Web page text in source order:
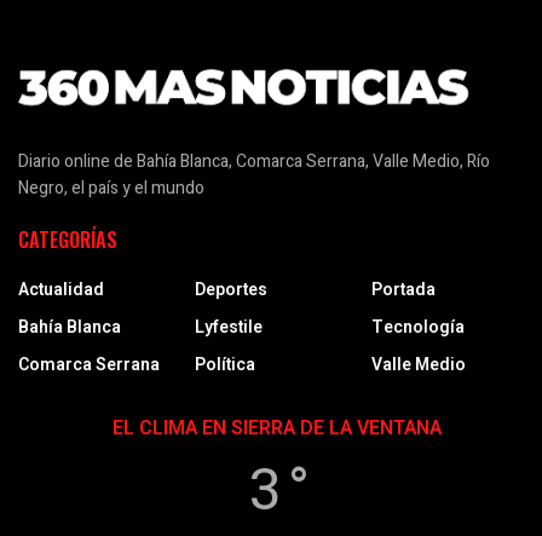
Diario online de Bahía Blanca, Comarca Serrana, Valle Medio, Río
Negro, el país y el mundo
CATEGORÍAS
Actualidad
Bahía Blanca
Comarca Serrana
Deportes
Lyfestile
Política
Portada
Tecnología
Valle Medio
EL CLIMA EN SIERRA DE LA VENTANA
3 °